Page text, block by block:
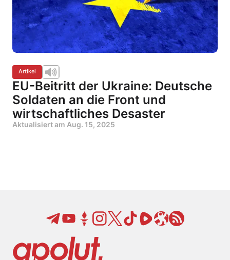
Artikel
EU-Beitritt der Ukraine: Deutsche
Soldaten an die Front und
wirtschaftliches Desaster
Aktualisiert am Aug. 15, 2025